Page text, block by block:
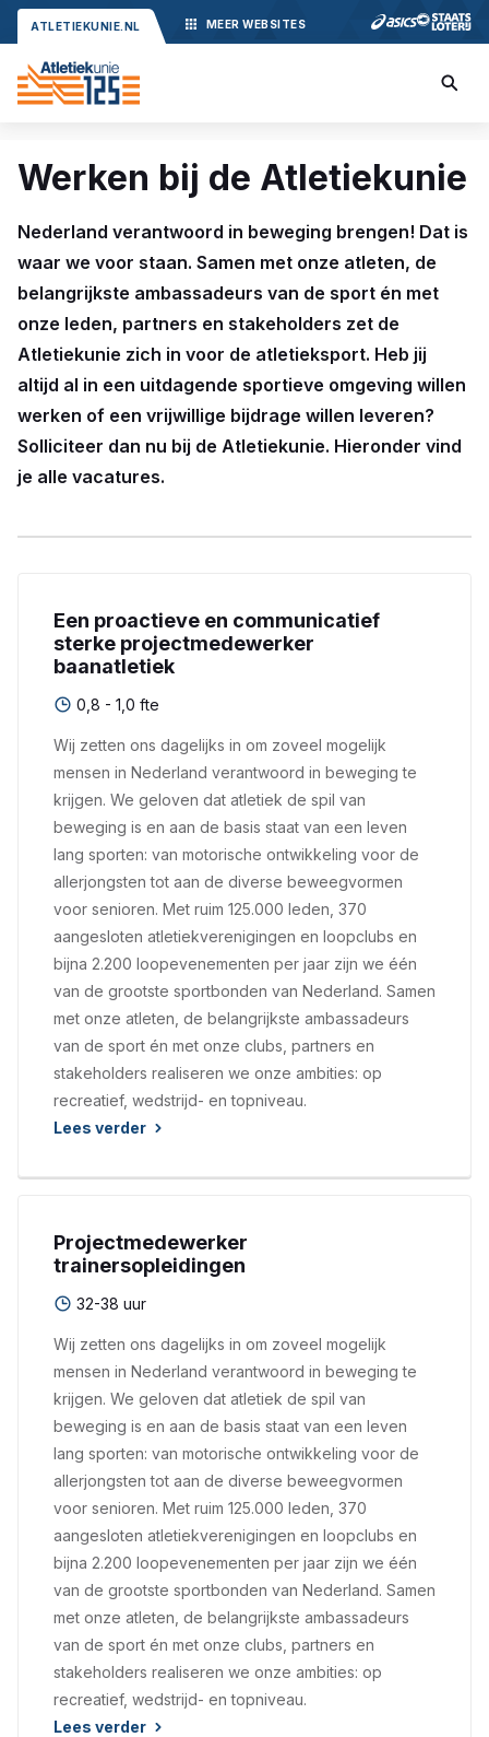
ATLETIEKUNIE.NL MEER WEBSITES
Werken bij de Atletiekunie
Nederland verantwoord in beweging brengen! Dat is
waar we voor staan. Samen met onze atleten, de
belangrijkste ambassadeurs van de sport én met
onze leden, partners en stakeholders zet de
Atletiekunie zich in voor de atletieksport. Heb jij
altijd al in een uitdagende sportieve omgeving willen
werken of een vrijwillige bijdrage willen leveren?
Solliciteer dan nu bij de Atletiekunie. Hieronder vind
je alle vacatures.
Een proactieve en communicatief
sterke projectmedewerker
baanatletiek
0,8 - 1,0 fte
Wij zetten ons dagelijks in om zoveel mogelijk
mensen in Nederland verantwoord in beweging te
krijgen. We geloven dat atletiek de spil van
beweging is en aan de basis staat van een leven
lang sporten: van motorische ontwikkeling voor de
allerjongsten tot aan de diverse beweegvormen
voor senioren. Met ruim 125.000 leden, 370
aangesloten atletiekverenigingen en loopclubs en
bijna 2.200 loopevenementen per jaar zijn we één
van de grootste sportbonden van Nederland. Samen
met onze atleten, de belangrijkste ambassadeurs
van de sport én met onze clubs, partners en
stakeholders realiseren we onze ambities: op
recreatief, wedstrijd- en topniveau.
Lees verder
Projectmedewerker
trainersopleidingen
32-38 uur
Wij zetten ons dagelijks in om zoveel mogelijk
mensen in Nederland verantwoord in beweging te
krijgen. We geloven dat atletiek de spil van
beweging is en aan de basis staat van een leven
lang sporten: van motorische ontwikkeling voor de
allerjongsten tot aan de diverse beweegvormen
voor senioren. Met ruim 125.000 leden, 370
aangesloten atletiekverenigingen en loopclubs en
bijna 2.200 loopevenementen per jaar zijn we één
van de grootste sportbonden van Nederland. Samen
met onze atleten, de belangrijkste ambassadeurs
van de sport én met onze clubs, partners en
stakeholders realiseren we onze ambities: op
recreatief, wedstrijd- en topniveau.
Lees verder